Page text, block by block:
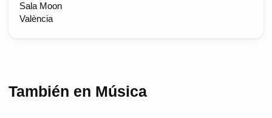
Sala Moon
València
También en Música